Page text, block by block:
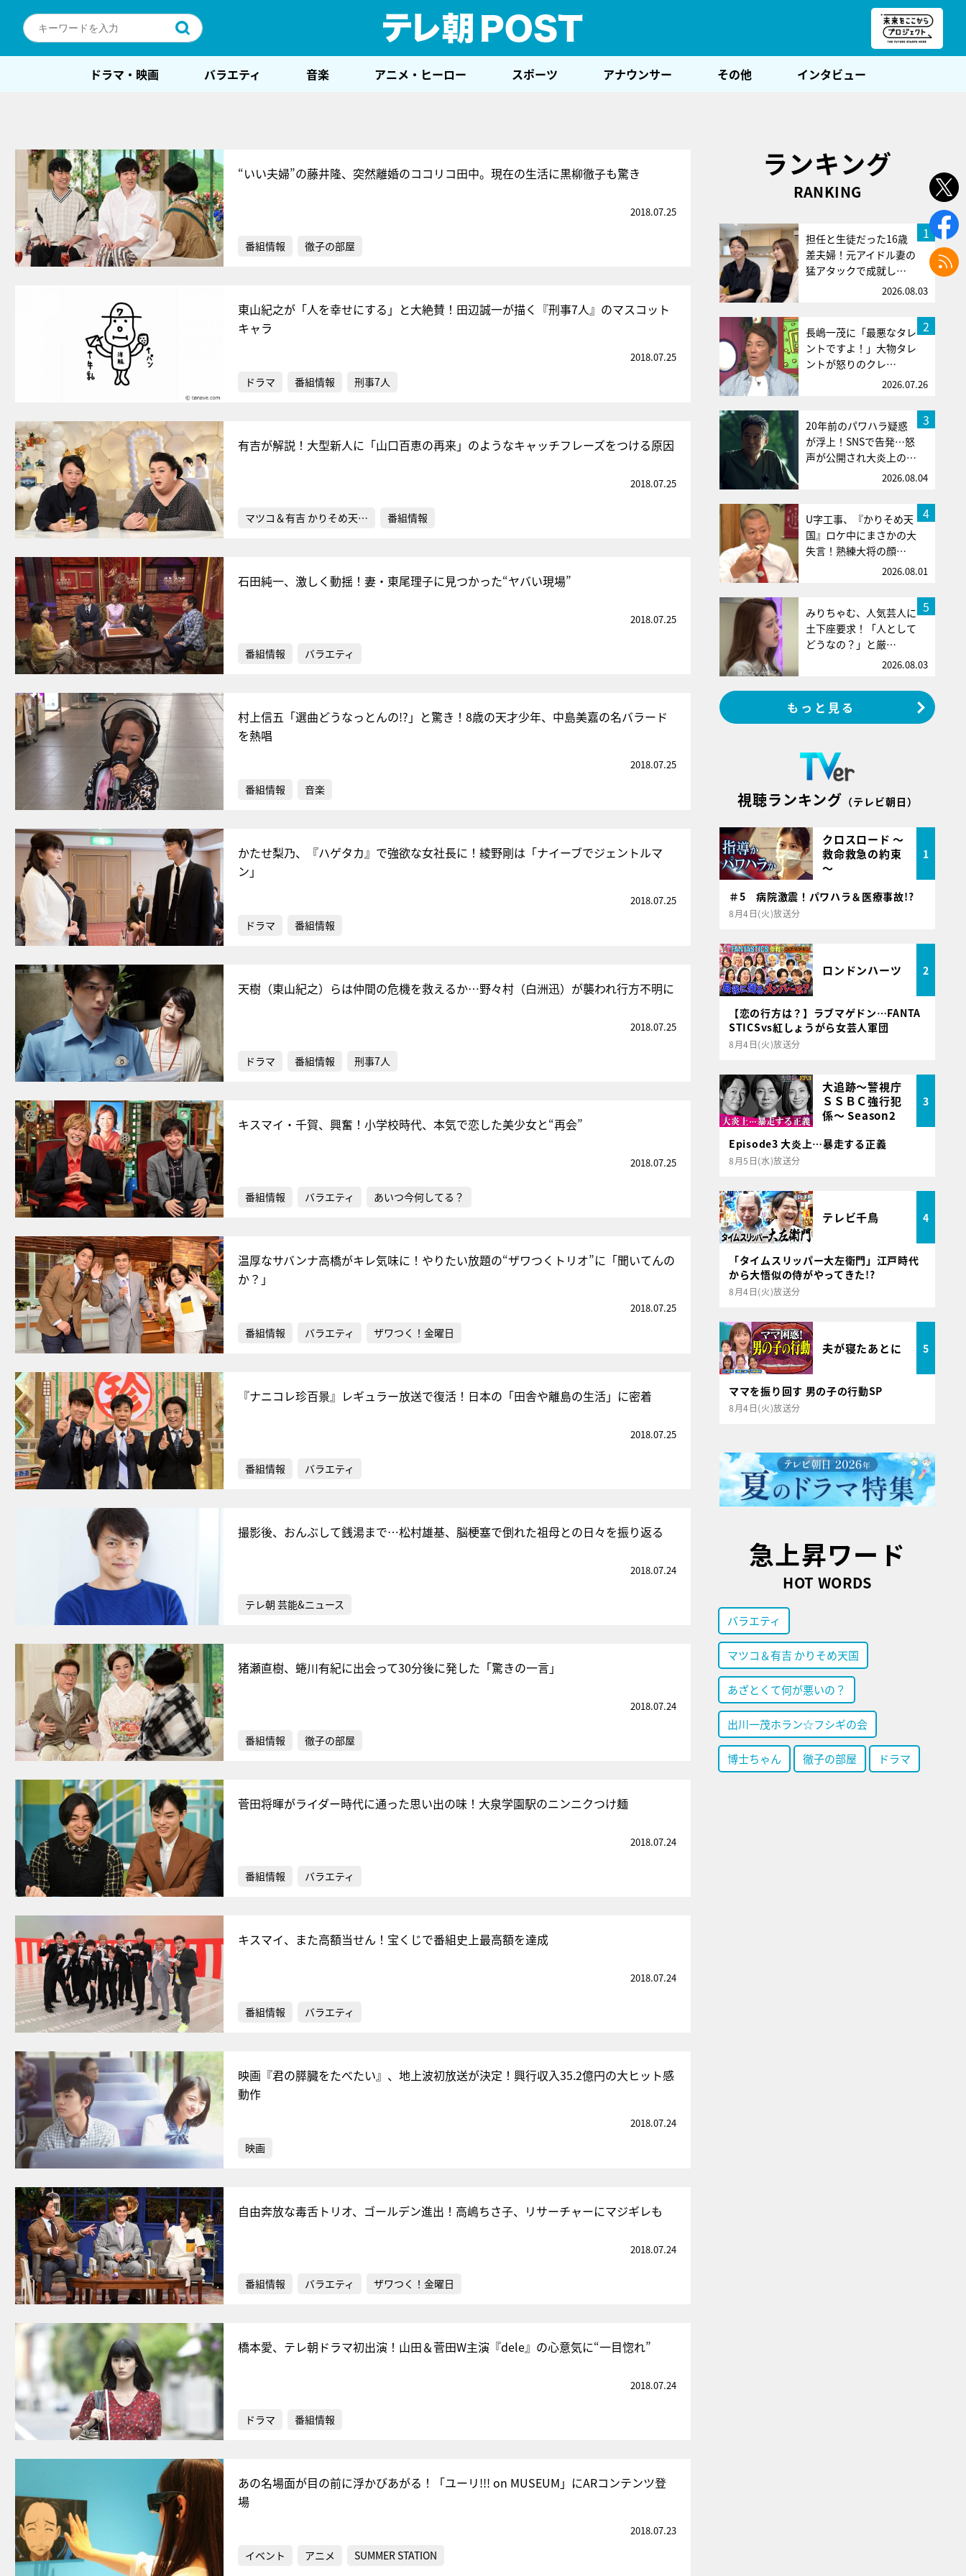
ドラマ・映画 バラエティ 音楽 アニメ・ヒーロー スポーツ アナウンサー その他 インタビュー
“いい夫婦”の藤井隆、突然離婚のココリコ田中。現在の生活に黒柳徹子も驚き
2018.07.25
番組情報 徹子の部屋
東山紀之が「人を幸せにする」と大絶賛！田辺誠一が描く『刑事7人』のマスコット
キャラ
2018.07.25
ドラマ 番組情報 刑事7人
有吉が解説！大型新人に「山口百恵の再来」のようなキャッチフレーズをつける原因
2018.07.25
マツコ＆有吉 かりそめ天… 番組情報
石田純一、激しく動揺！妻・東尾理子に見つかった“ヤバい現場”
2018.07.25
番組情報 バラエティ
村上信五「選曲どうなっとんの!?」と驚き！8歳の天才少年、中島美嘉の名バラード
を熱唱
2018.07.25
番組情報 音楽
かたせ梨乃、『ハゲタカ』で強欲な女社長に！綾野剛は「ナイーブでジェントルマ
ン」
2018.07.25
ドラマ 番組情報
天樹（東山紀之）らは仲間の危機を救えるか…野々村（白洲迅）が襲われ行方不明に
2018.07.25
ドラマ 番組情報 刑事7人
キスマイ・千賀、興奮！小学校時代、本気で恋した美少女と“再会”
2018.07.25
番組情報 バラエティ あいつ今何してる？
温厚なサバンナ高橋がキレ気味に！やりたい放題の“ザワつくトリオ”に「聞いてんの
か？」
2018.07.25
番組情報 バラエティ ザワつく！金曜日
『ナニコレ珍百景』レギュラー放送で復活！日本の「田舎や離島の生活」に密着
2018.07.25
番組情報 バラエティ
撮影後、おんぶして銭湯まで…松村雄基、脳梗塞で倒れた祖母との日々を振り返る
2018.07.24
テレ朝 芸能&ニュース
猪瀬直樹、蜷川有紀に出会って30分後に発した「驚きの一言」
2018.07.24
番組情報 徹子の部屋
菅田将暉がライダー時代に通った思い出の味！大泉学園駅のニンニクつけ麺
2018.07.24
番組情報 バラエティ
キスマイ、また高額当せん！宝くじで番組史上最高額を達成
2018.07.24
番組情報 バラエティ
映画『君の膵臓をたべたい』、地上波初放送が決定！興行収入35.2億円の大ヒット感
動作
2018.07.24
映画
自由奔放な毒舌トリオ、ゴールデン進出！高嶋ちさ子、リサーチャーにマジギレも
2018.07.24
番組情報 バラエティ ザワつく！金曜日
橋本愛、テレ朝ドラマ初出演！山田＆菅田W主演『dele』の心意気に“一目惚れ”
2018.07.24
ドラマ 番組情報
あの名場面が目の前に浮かびあがる！「ユーリ!!! on MUSEUM」にARコンテンツ登
場
2018.07.23
イベント アニメ SUMMER STATION
ランキング
RANKING
1
担任と生徒だった16歳
差夫婦！元アイドル妻の
猛アタックで成就し…
2026.08.03
2
長嶋一茂に「最悪なタレ
ントですよ！」大物タレ
ントが怒りのクレ…
2026.07.26
3
20年前のパワハラ疑惑
が浮上！SNSで告発…怒
声が公開され大炎上の…
2026.08.04
4
U字工事、『かりそめ天
国』ロケ中にまさかの大
失言！熟練大将の顔…
2026.08.01
5
みりちゃむ、人気芸人に
土下座要求！「人として
どうなの？」と厳…
2026.08.03
もっと見る
視聴ランキング （テレビ朝日）
クロスロード ～
救命救急の約束
～
1
＃5 病院激震！パワハラ＆医療事故!?
8月4日(火)放送分
ロンドンハーツ 2
【恋の行方は？】ラブマゲドン…FANTA
STICSvs紅しょうがら女芸人軍団
8月4日(火)放送分
大追跡～警視庁
ＳＳＢＣ強行犯
係～ Season2
3
Episode3 大炎上…暴走する正義
8月5日(水)放送分
テレビ千鳥 4
「タイムスリッパー大左衛門」江戸時代
から大悟似の侍がやってきた!?
8月4日(火)放送分
夫が寝たあとに 5
ママを振り回す 男の子の行動SP
8月4日(火)放送分
急上昇ワード
HOT WORDS
バラエティ
マツコ＆有吉 かりそめ天国
あざとくて何が悪いの？
出川一茂ホラン☆フシギの会
博士ちゃん 徹子の部屋 ドラマ